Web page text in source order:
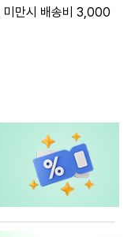
만시 배송비 3,000